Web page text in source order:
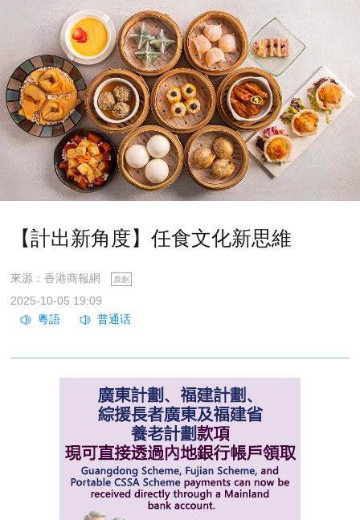
【計出新角度】任食文化新思維
來源：香港商報網 原創
2025-10-05 19:09